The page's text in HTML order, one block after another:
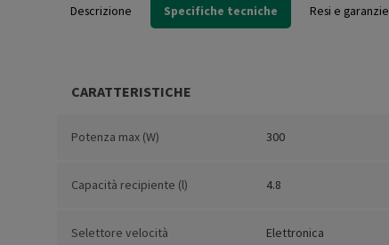
Descrizione Specifiche tecniche Resi e garanzie
CARATTERISTICHE
Potenza max (W) 300
Capacità recipiente (l) 4.8
Selettore velocità Elettronica